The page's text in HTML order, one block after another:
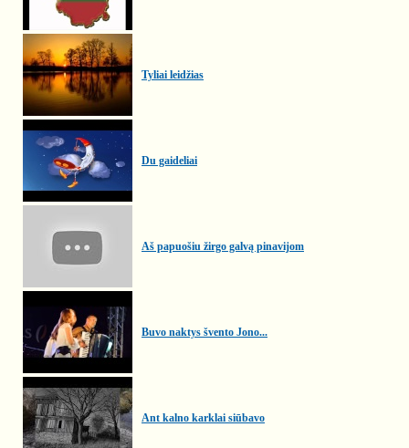
Tyliai leidžias
Du gaideliai
Aš papuošiu žirgo galvą pinavijom
Buvo naktys švento Jono...
Ant kalno karklai siūbavo